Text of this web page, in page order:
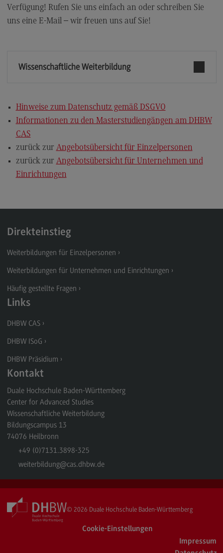
Verfügung! Rufen Sie uns einfach an oder schreiben Sie
uns eine E-Mail – wir freuen uns auf Sie!
Wissenschaftliche Weiterbildung
Hinweise zum Datenschutz gemäß DSGVO
Informationen zu den Masterstudiengängen am DHBW
CAS
zurück zur Angebotsübersicht für Einzelpersonen
zurück zur Angebotsübersicht für Unternehmen und
Einrichtungen
Direkteinstieg
Weiterbildungen für Einzelpersonen
Weiterbildungen für Unternehmen und Einrichtungen
Häufig gestellte Fragen
Links
DHBW CAS
DHBW ISoG
DHBW Präsidium
Kontakt
Duale Hochschule Baden-Württemberg
Center for Advanced Studies
Wissenschaftliche Weiterbildung
Bildungscampus 13
74076 Heilbronn
+49 (0)7131.3898-325
weiterbildung@cas.dhbw.de
© 2026 Duale Hochschule Baden-Württemberg
Cookie-Einstellungen
Impressum